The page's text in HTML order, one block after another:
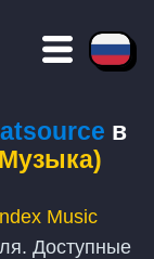
в
Music
Доступные